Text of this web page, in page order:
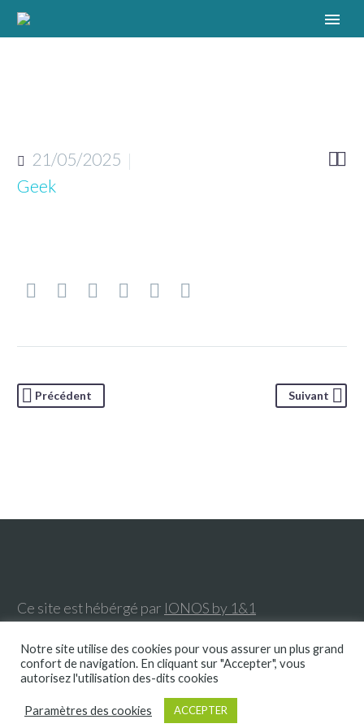

21/05/2025
Geek
Précédent Suivant
Ce site est hébérgé par IONOS by 1&1
Envie d’en savoir plus ? Contactez-nous
Tél. : +33 (0)662 547 413
Notre site utilise des cookies pour vous assurer un plus grand
confort de navigation. En cliquant sur "Accepter", vous
autorisez l'utilisation des-dits cookies
Paramètres des cookies ACCEPTER